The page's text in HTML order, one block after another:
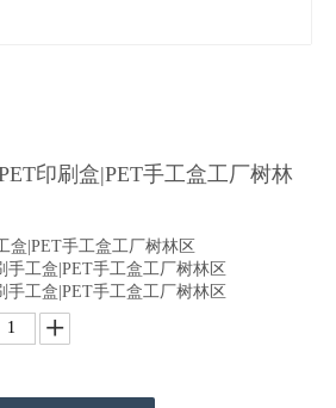
印刷盒|PET手工盒工厂树林
盒|PET手工盒工厂树林区
手工盒|PET手工盒工厂树林区
手工盒|PET手工盒工厂树林区